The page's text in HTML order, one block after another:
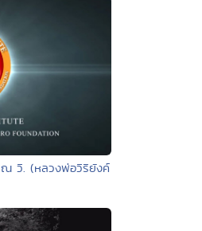
ณ วิ. (หลวงพ่อวิริยังค์